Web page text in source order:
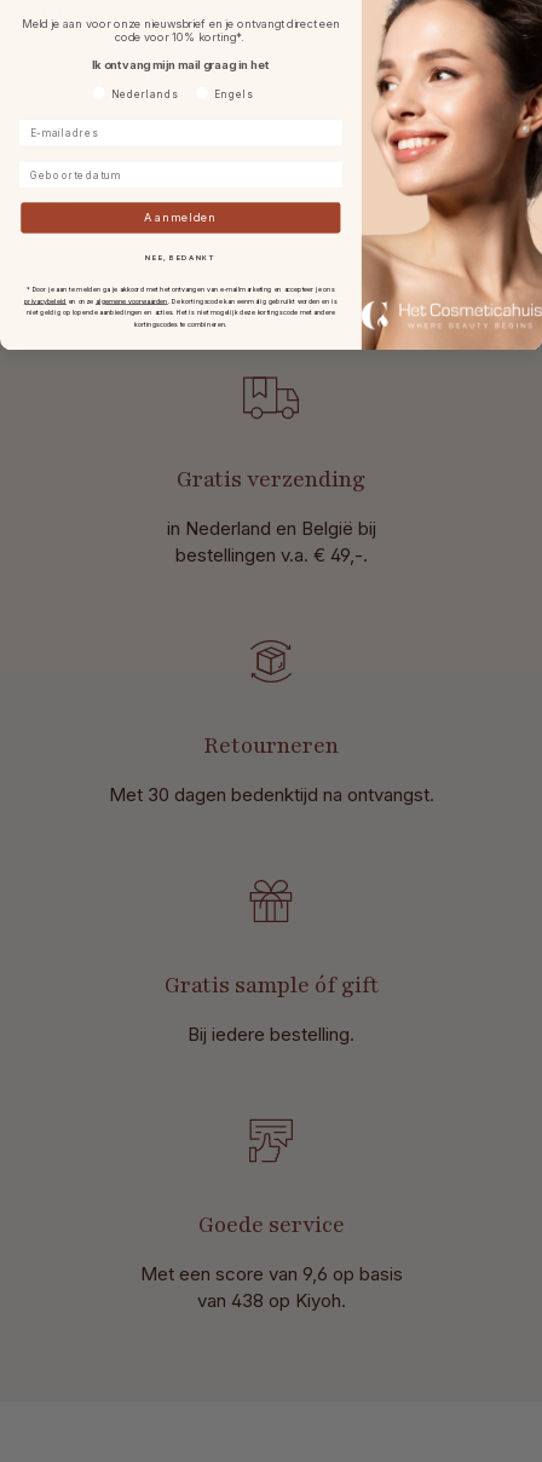
Ingrediënten
Specificaties
Reviews
Gratis verzending
in Nederland en België bij
bestellingen v.a. € 49,-.
Retourneren
Met 30 dagen bedenktijd na ontvangst.
Gratis sample óf gift
Bij iedere bestelling.
Goede service
Met een score van 9,6 op basis
van 438 op Kiyoh.
Meld je aan voor onze nieuwsbrief en je ontvangt direct een
code voor 10% korting*.
Ik ontvang mijn mail graag in het
Voorkeurtaal
Nederlands Engels
Aanmelden
NEE, BEDANKT
* Door je aan te melden ga je akkoord met het ontvangen van e-mailmarketing en accepteer je ons
privacybeleid en onze algemene voorwaarden .De kortingscode kan eenmalig gebruikt worden en is
niet geldig op lopende aanbiedingen en acties. Het is niet mogelijk deze kortingscode met andere
kortingscodes te combineren.